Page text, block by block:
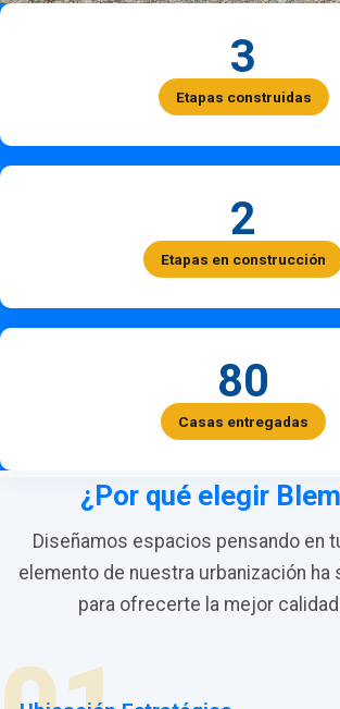
3
Etapas construidas
2
Etapas en construcción
80
Casas entregadas
¿Por qué elegir
Diseñamos espacios pensando en
elemento de nuestra urbanización ha
para ofrecerte la mejor